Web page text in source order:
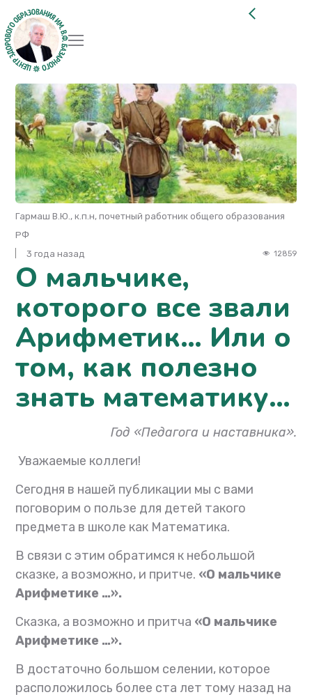
Гармаш В.Ю., к.п.н, почетный работник общего образования
РФ
3 года назад
12859
О мальчике,
которого все звали
Арифметик… Или о
том, как полезно
знать математику…
Год «Педагога и наставника».
Уважаемые коллеги!
Сегодня в нашей публикации мы с вами
поговорим о пользе для детей такого
предмета в школе как Математика.
В связи с этим обратимся к небольшой
сказке, а возможно, и притче. «О мальчике
Арифметике …».
Сказка, а возможно и притча «О мальчике
Арифметике …».
В достаточно большом селении, которое
расположилось более ста лет тому назад на